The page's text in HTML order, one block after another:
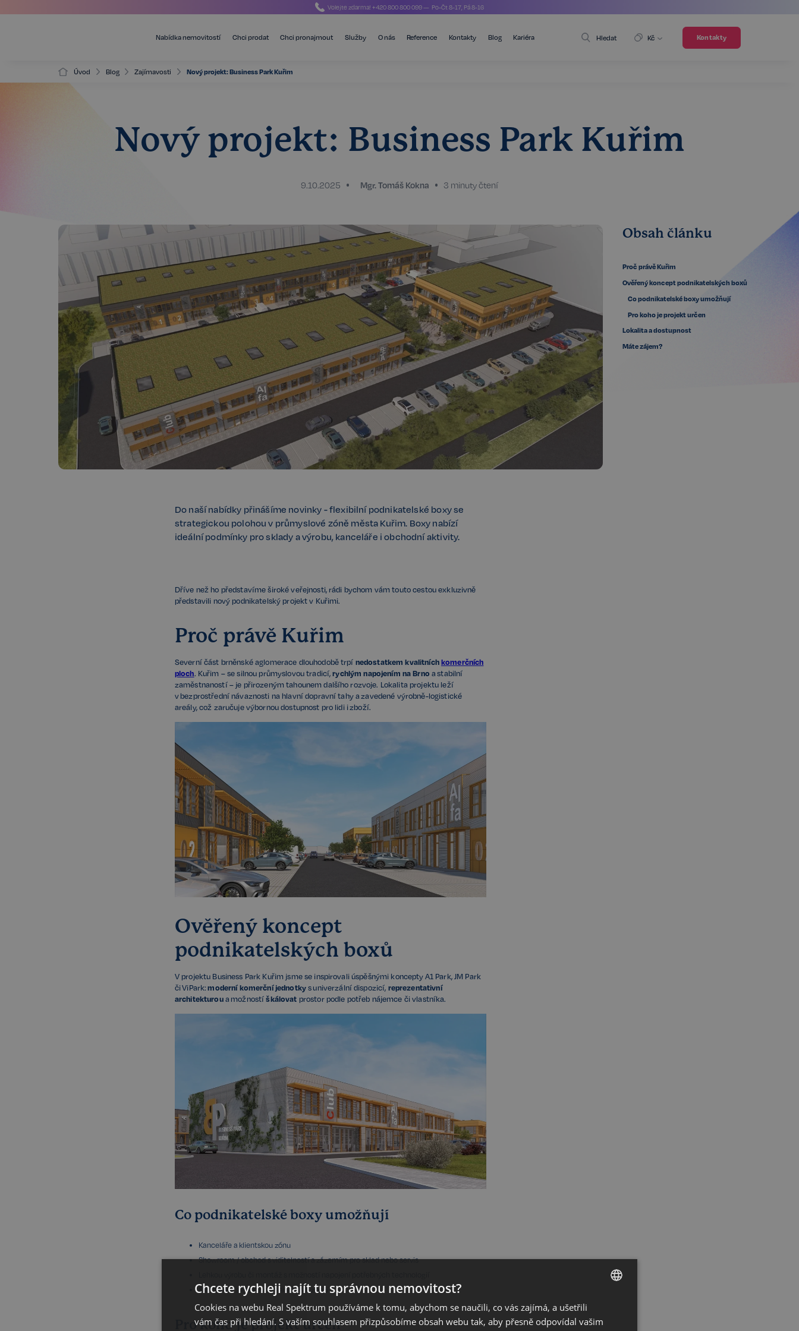
Volejte zdarma!+420 800 800 099— Po-Čt 8-17, Pá 8-16
Nabídka nemovitostí Chci prodat Chci pronajmout Služby O nás Reference Kontakty Blog Kariéra Hledat Kč Kontakty
Úvod Blog Zajímavosti Nový projekt: Business Park Kuřim
Nový projekt: Business Park Kuřim
9.10.2025 Mgr. Tomáš Kokna 3 minuty čtení
Do naší nabídky přinášíme novinky - flexibilní podnikatelské boxy se
strategickou polohou v průmyslové zóně města Kuřim. Boxy nabízí
ideální podmínky pro sklady a výrobu, kanceláře i obchodní aktivity.
Dříve než ho představíme široké veřejnosti, rádi bychom vám touto cestou exkluzivně
představili nový podnikatelský projekt v Kuřimi.
Proč právě Kuřim
Severní část brněnské aglomerace dlouhodobě trpí nedostatkem kvalitníchkomerčních
ploch. Kuřim – se silnou průmyslovou tradicí,rychlým napojením na Brno a stabilní
zaměstnaností – je přirozeným tahounem dalšího rozvoje. Lokalita projektu leží
v bezprostřední návaznosti na hlavní dopravní tahy a zavedené výrobně-logistické
areály, což zaručuje výbornou dostupnost pro lidi i zboží.
Ověřený koncept
podnikatelských boxů
V projektu Business Park Kuřim jsme se inspirovali úspěšnými koncepty A1 Park, JM Park
či ViPark:moderní komerční jednotkys univerzální dispozicí, reprezentativní
architekturoua možnostíškálovat prostor podle potřeb nájemce či vlastníka.
Co podnikatelské boxy umožňují
Kanceláře a klientskou zónu
Showroom / obchod s viditelností a zázemím pro sklad nebo servis
Skladování s efektivní manipulací zboží
Pro koho je projekt určen
Obsah článku
Proč právě Kuřim
Ověřený koncept podnikatelských boxů
Co podnikatelské boxy umožňují
Pro koho je projekt určen
Lokalita a dostupnost
Máte zájem?
CZECH
GERMAN
Chcete rychleji najít tu správnou nemovitost?
Cookies na webu Real Spektrum používáme k tomu, abychom se naučili, co vás zajímá, a ušetřili
vám čas při hledání. S vaším souhlasem přizpůsobíme obsah webu tak, aby přesně odpovídal vašim